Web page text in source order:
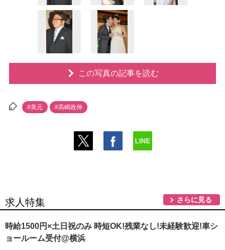
この写真の記事を読む
#美元 #高嶋政伸
求人特集 さらに見る
時給1500円×土日祝のみ 時短OK!残業なし!未経験歓迎!車シ
ョールーム受付@横浜